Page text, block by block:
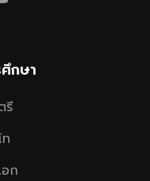
กษา
รี
ก